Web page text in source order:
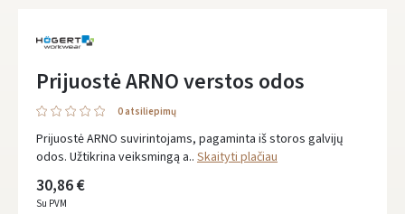
Prijuostė ARNO verstos odos
0 atsiliepimų
Prijuostė ARNO suvirintojams, pagaminta iš storos galvijų
odos. Užtikrina veiksmingą a.. Skaityti plačiau
30,86 €
Su PVM